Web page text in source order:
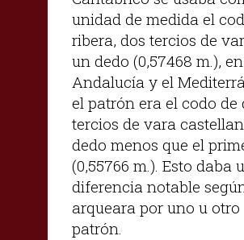
unidad de medida el
ribera, dos tercios de
un dedo (0,57468 m.), en
Andalucía y el
el patrón era el codo de
tercios de vara
dedo menos que el
(0,55766 m.). Esto daba
diferencia notable
arqueara por uno u otro
patrón.